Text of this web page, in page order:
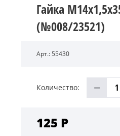
Гайка
(№008/23521)
Арт.: 55430
Количество:
125 Р